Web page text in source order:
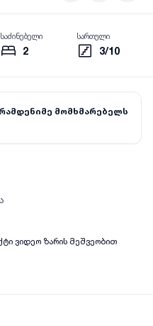
2
საძინებელი
3/10
სართული
მომხმარებელს
ვიდეო ზარის მეშვეობით